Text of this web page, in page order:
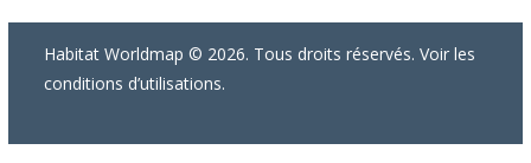
Habitat Worldmap © 2026. Tous droits réservés. Voir les
conditions d’utilisations.